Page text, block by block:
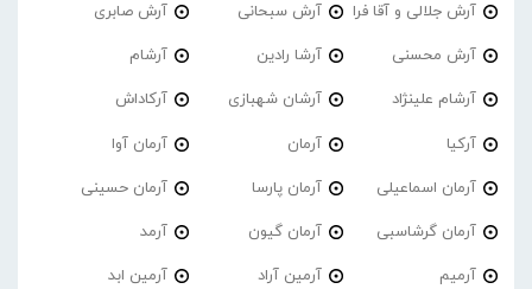
آرش جلالی و آقا فرا آرش سبحانی آرش صابری
آرش محسنی آرشا رادین آرشام
آرشام علینژاد آرشان شهبازی آرکاداش
آرکیا آرمان آرمان آوا
آرمان اسماعیلی آرمان پارسا آرمان حسینی
آرمان گرشاسبی آرمان گیون آرمد
آرمیم آرمین آراد آرمین ابد